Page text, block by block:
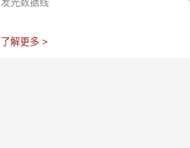
了解更多 >